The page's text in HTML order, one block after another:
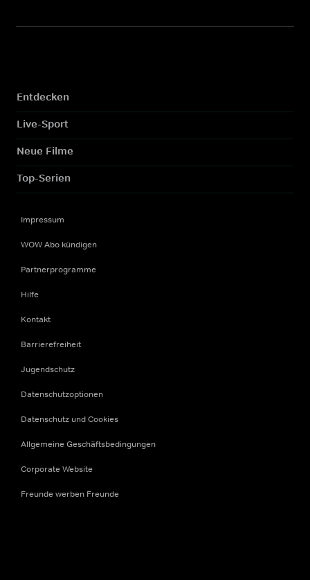
Entdecken
Live-Sport
Neue Filme
Top-Serien
Impressum
WOW Abo kündigen
Partnerprogramme
Hilfe
Kontakt
Barrierefreiheit
Jugendschutz
Datenschutzoptionen
Datenschutz und Cookies
Allgemeine Geschäftsbedingungen
Corporate Website
Freunde werben Freunde